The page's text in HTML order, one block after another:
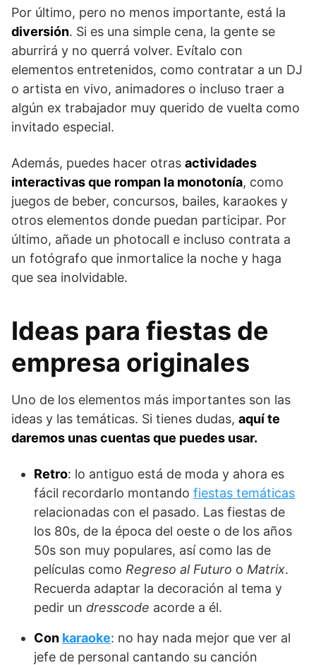
Por último, pero no menos importante, está la
diversión. Si es una simple cena, la gente se
aburrirá y no querrá volver. Evítalo con
elementos entretenidos, como contratar a un DJ
o artista en vivo, animadores o incluso traer a
algún ex trabajador muy querido de vuelta como
invitado especial.
Además, puedes hacer otras actividades
interactivas que rompan la monotonía, como
juegos de beber, concursos, bailes, karaokes y
otros elementos donde puedan participar. Por
último, añade un photocall e incluso contrata a
un fotógrafo que inmortalice la noche y haga
que sea inolvidable.
Ideas para fiestas de
empresa originales
Uno de los elementos más importantes son las
ideas y las temáticas. Si tienes dudas, aquí te
daremos unas cuentas que puedes usar.
Retro: lo antiguo está de moda y ahora es
fácil recordarlo montando fiestas temáticas
relacionadas con el pasado. Las fiestas de
los 80s, de la época del oeste o de los años
50s son muy populares, así como las de
películas como Regreso al Futuro o Matrix.
Recuerda adaptar la decoración al tema y
pedir un dresscode acorde a él.
Con karaoke: no hay nada mejor que ver al
jefe de personal cantando su canción